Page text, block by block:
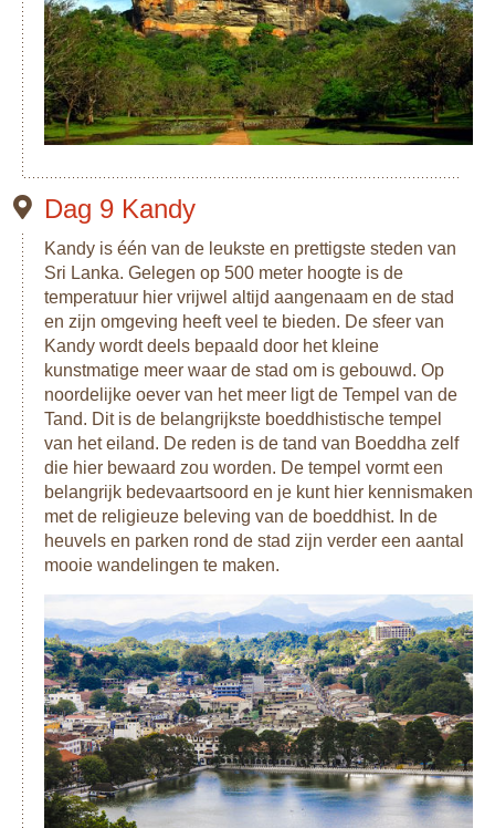
Dag 9 Kandy
Kandy is één van de leukste en prettigste steden van
Sri Lanka. Gelegen op 500 meter hoogte is de
temperatuur hier vrijwel altijd aangenaam en de stad
en zijn omgeving heeft veel te bieden. De sfeer van
Kandy wordt deels bepaald door het kleine
kunstmatige meer waar de stad om is gebouwd. Op
noordelijke oever van het meer ligt de Tempel van de
Tand. Dit is de belangrijkste boeddhistische tempel
van het eiland. De reden is de tand van Boeddha zelf
die hier bewaard zou worden. De tempel vormt een
belangrijk bedevaartsoord en je kunt hier kennismaken
met de religieuze beleving van de boeddhist. In de
heuvels en parken rond de stad zijn verder een aantal
mooie wandelingen te maken.